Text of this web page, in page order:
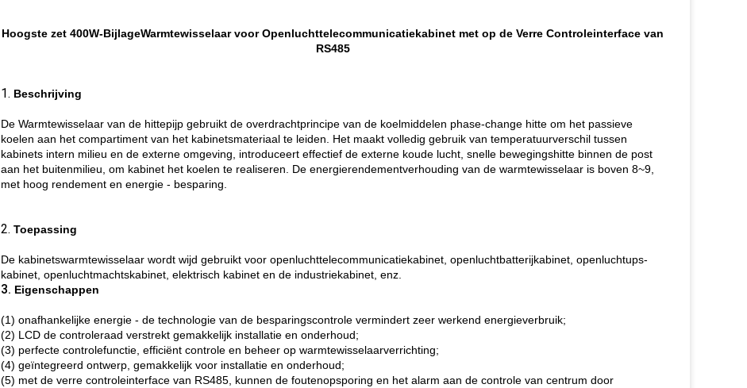
Hoogste zet 400W-BijlageWarmtewisselaar voor Openluchttelecommunicatiekabinet met op de Verre Controleinterface van
RS485
1. Beschrijving
De Warmtewisselaar van de hittepijp gebruikt de overdrachtprincipe van de koelmiddelen phase-change hitte om het passieve
koelen aan het compartiment van het kabinetsmateriaal te leiden. Het maakt volledig gebruik van temperatuurverschil tussen
kabinets intern milieu en de externe omgeving, introduceert effectief de externe koude lucht, snelle bewegingshitte binnen de post
aan het buitenmilieu, om kabinet het koelen te realiseren. De energierendementverhouding van de warmtewisselaar is boven 8~9,
met hoog rendement en energie - besparing.
2. Toepassing
De kabinetswarmtewisselaar wordt wijd gebruikt voor openluchttelecommunicatiekabinet, openluchtbatterijkabinet, openluchtups-
kabinet, openluchtmachtskabinet, elektrisch kabinet en de industriekabinet, enz.
3. Eigenschappen
(1) onafhankelijke energie - de technologie van de besparingscontrole vermindert zeer werkend energieverbruik;
(2) LCD de controleraad verstrekt gemakkelijk installatie en onderhoud;
(3) perfecte controlefunctie, efficiënt controle en beheer op warmtewisselaarverrichting;
(4) geïntegreerd ontwerp, gemakkelijk voor installatie en onderhoud;
(5) met de verre controleinterface van RS485, kunnen de foutenopsporing en het alarm aan de controle van centrum door